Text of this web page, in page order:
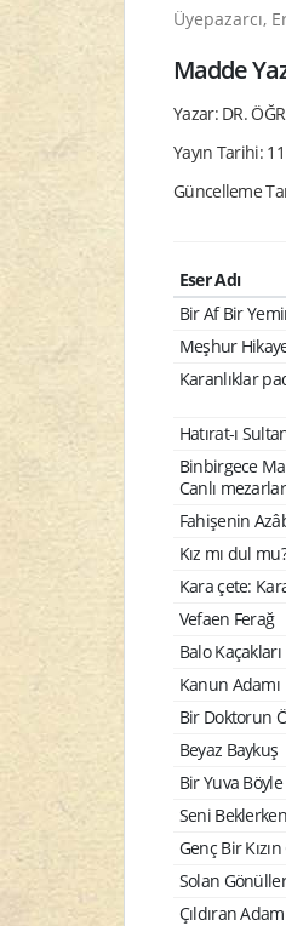
Üyepazarcı,
Madde
Yazar: DR.
Yayın Tarihi:
Güncelleme
Eser Adı
Bir Af Bir
Meşhur
Karanlıklar
Hatırat-ı
Binbirgece
Canlı
Fahişenin
Kız mı dul
Kara çete:
Vefaen Ferağ
Balo Kaçakları
Kanun Adamı
Bir Doktorun
Beyaz Baykuş
Bir Yuva Böyle
Seni Beklerken
Genç Bir
Solan Gönüller
Çıldıran Adam